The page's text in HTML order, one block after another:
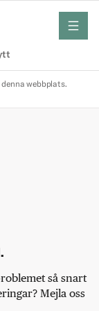
meny
webbplats.
så snart
Mejla oss